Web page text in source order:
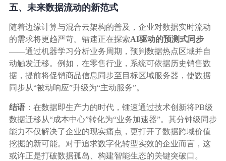
五、未来数据流动的新范式
随着边缘计算与混合云架构的普及，企业对数据实时流动
的需求将更趋严苛。镭速正在探索AI驱动的预测式同步
——通过机器学习分析业务周期，预判数据热点区域并自
动触发迁移。例如，在零售行业，系统可依据历史销售数
据，提前将促销商品信息同步至目标区域服务器，使数据
同步从“被动响应”升级为“主动服务”。
结语：在数据即生产力的时代，镭速通过技术创新将PB级
数据迁移从“成本中心”转化为“业务加速器”。其分钟级同步
能力不仅解决了企业的现实痛点，更打开了数据跨域价值
挖掘的新可能。对于追求数字化转型实效的企业而言，这
或许正是打破数据孤岛、构建智能生态的关键突破口。